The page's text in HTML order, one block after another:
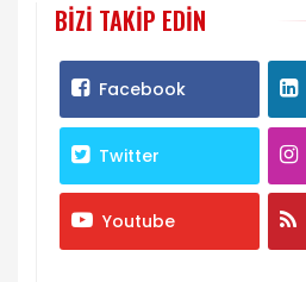
BIZI TAKIP EDIN
Facebook
Twitter
Youtube